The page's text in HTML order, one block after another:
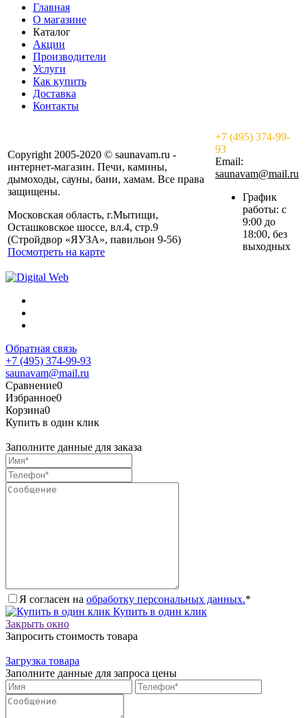
Главная
О магазине
Каталог
Акции
Производители
Услуги
Как купить
Доставка
Контакты
Copyright 2005-2020 © saunavam.ru -
интернет-магазин. Печи, камины,
дымоходы, сауны, бани, хамам. Все права
защищены.
Московская область, г.Мытищи,
Осташковское шоссе, вл.4, стр.9
(Стройдвор «ЯУЗА», павильон 9-56)
Посмотреть на карте
+7 (495) 374-99-
93
Email:
saunavam@mail.ru
График
работы: с
9:00 до
18:00, без
выходных
Обратная связь
+7 (495) 374-99-93
saunavam@mail.ru
Сравнение0
Избранное0
Корзина0
Купить в один клик
Заполните данные для заказа
Я согласен на обработку персональных данных.*
Купить в один клик
Закрыть окно
Запросить стоимость товара
Загрузка товара
Заполните данные для запроса цены